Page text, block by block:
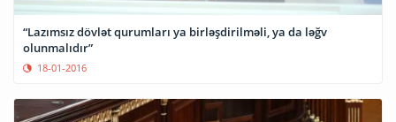
“Lazımsız dövlət qurumları ya birləşdirilməli, ya da ləğv
olunmalıdır”
18-01-2016